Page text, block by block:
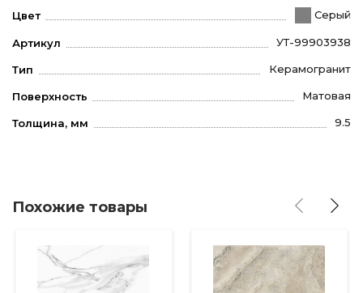
Цвет Серый
Артикул УТ-99903938
Тип Керамогранит
Поверхность Матовая
Толщина, мм 9.5
Похожие товары